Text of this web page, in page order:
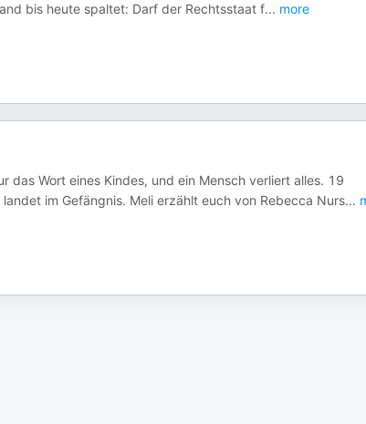
bis heute spaltet: Darf der Rechtsstaat f... more
das Wort eines Kindes, und ein Mensch verliert alles. 19
im Gefängnis. Meli erzählt euch von Rebecca Nurs...